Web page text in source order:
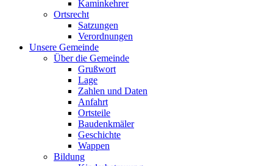
Kaminkehrer
Ortsrecht
Satzungen
Verordnungen
Unsere Gemeinde
Über die Gemeinde
Grußwort
Lage
Zahlen und Daten
Anfahrt
Ortsteile
Baudenkmäler
Geschichte
Wappen
Bildung